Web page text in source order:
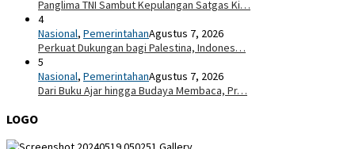
Panglima TNI Sambut Kepulangan Satgas Ki…
4
Nasional, PemerintahanAgustus 7, 2026
Perkuat Dukungan bagi Palestina, Indones…
5
Nasional, PemerintahanAgustus 7, 2026
Dari Buku Ajar hingga Budaya Membaca, Pr…
LOGO